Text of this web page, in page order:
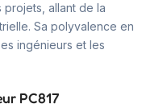
projets, allant de la
Sa polyvalence en
ingénieurs et les
PC817